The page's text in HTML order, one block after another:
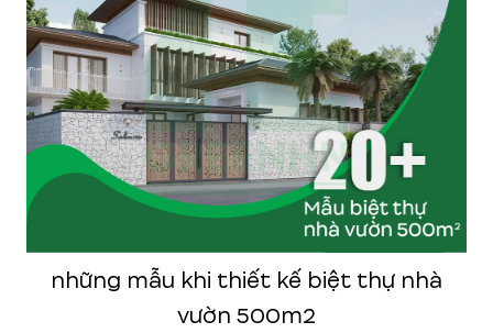
những mẫu khi thiết kế biệt thự nhà
vườn 500m2